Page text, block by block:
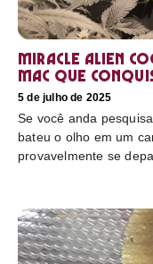
Miracle Alien
MAC que
5 de julho de 2025
Se você anda
bateu o olho em um
provavelmente se